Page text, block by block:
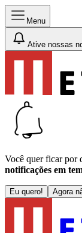
Menu
Ative nossas
Você quer ficar por
notificações em
Eu quero! Agora